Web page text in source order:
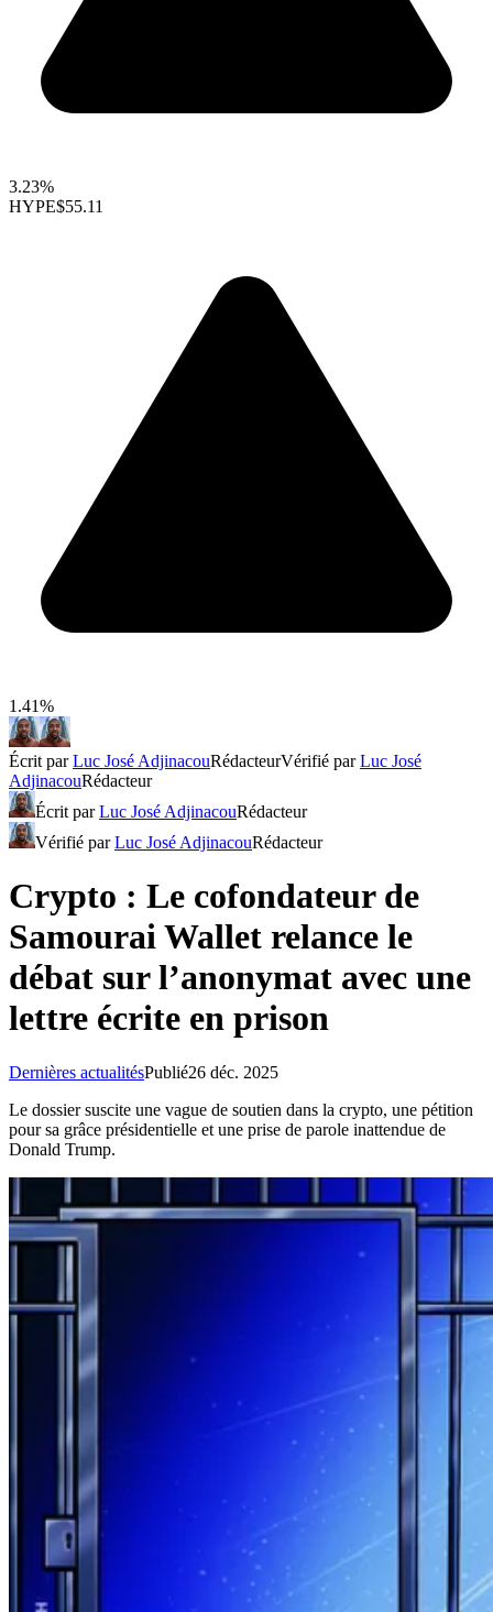
3.23%
HYPE$55.11
1.41%
Écrit parLuc José AdjinacouRédacteurVérifié parLuc José
AdjinacouRédacteur
Écrit parLuc José AdjinacouRédacteur
Vérifié parLuc José AdjinacouRédacteur
Crypto : Le cofondateur de
Samourai Wallet relance le
débat sur l’anonymat avec une
lettre écrite en prison
Dernières actualitésPublié26 déc. 2025
Le dossier suscite une vague de soutien dans la crypto, une pétition
pour sa grâce présidentielle et une prise de parole inattendue de
Donald Trump.